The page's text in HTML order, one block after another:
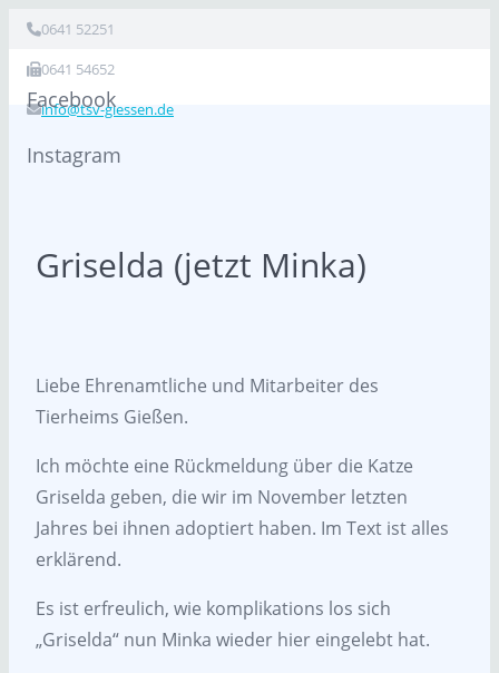
0641 52251
0641 54652
info@tsv-giessen.de
Facebook
Instagram
Griselda (jetzt Minka)
Liebe Ehrenamtliche und Mitarbeiter des
Tierheims Gießen.
Ich möchte eine Rückmeldung über die Katze
Griselda geben, die wir im November letzten
Jahres bei ihnen adoptiert haben. Im Text ist alles
erklärend.
Es ist erfreulich, wie komplikations los sich
„Griselda“ nun Minka wieder hier eingelebt hat.